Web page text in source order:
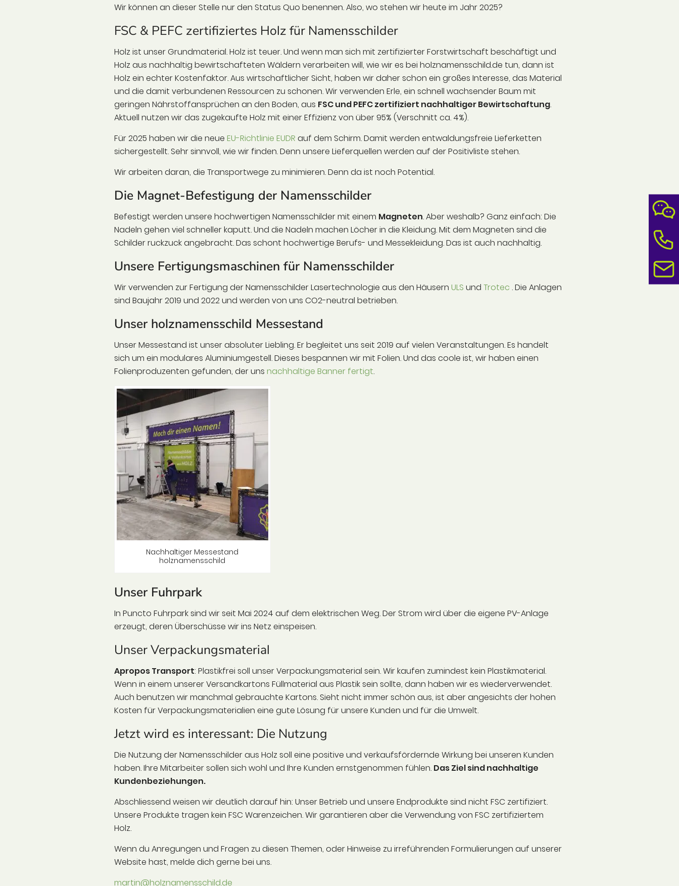
Wir können an dieser Stelle nur den Status Quo benennen. Also, wo stehen wir heute im Jahr 2025?
FSC & PEFC zertifiziertes Holz für Namensschilder
Holz ist unser Grundmaterial. Holz ist teuer. Und wenn man sich mit zertifizierter Forstwirtschaft beschäftigt und
Holz aus nachhaltig bewirtschafteten Wäldern verarbeiten will, wie wir es bei holznamensschild.de tun, dann ist
Holz ein echter Kostenfaktor. Aus wirtschaftlicher Sicht, haben wir daher schon ein großes Interesse, das Material
und die damit verbundenen Ressourcen zu schonen. Wir verwenden Erle, ein schnell wachsender Baum mit
geringen Nährstoffansprüchen an den Boden, aus FSC und PEFC zertifiziert nachhaltiger Bewirtschaftung.
Aktuell nutzen wir das zugekaufte Holz mit einer Effizienz von über 95% (Verschnitt ca. 4%).
Für 2025 haben wir die neue EU-Richtlinie EUDR auf dem Schirm. Damit werden entwaldungsfreie Lieferketten
sichergestellt. Sehr sinnvoll, wie wir finden. Denn unsere Lieferquellen werden auf der Positivliste stehen.
Wir arbeiten daran, die Transportwege zu minimieren. Denn da ist noch Potential.
Die Magnet-Befestigung der Namensschilder
Befestigt werden unsere hochwertigen Namensschilder mit einem Magneten. Aber weshalb? Ganz einfach: Die
Nadeln gehen viel schneller kaputt. Und die Nadeln machen Löcher in die Kleidung. Mit dem Magneten sind die
Schilder ruckzuck angebracht. Das schont hochwertige Berufs- und Messekleidung. Das ist auch nachhaltig.
Unsere Fertigungsmaschinen für Namensschilder
Wir verwenden zur Fertigung der Namensschilder Lasertechnologie aus den Häusern ULS und Trotec . Die Anlagen
sind Baujahr 2019 und 2022 und werden von uns CO2-neutral betrieben.
Unser holznamensschild Messestand
Unser Messestand ist unser absoluter Liebling. Er begleitet uns seit 2019 auf vielen Veranstaltungen. Es handelt
sich um ein modulares Aluminiumgestell. Dieses bespannen wir mit Folien. Und das coole ist, wir haben einen
Folienproduzenten gefunden, der uns nachhaltige Banner fertigt.
Nachhaltiger Messestand
holznamensschild
Unser Fuhrpark
In Puncto Fuhrpark sind wir seit Mai 2024 auf dem elektrischen Weg. Der Strom wird über die eigene PV-Anlage
erzeugt, deren Überschüsse wir ins Netz einspeisen.
Unser Verpackungsmaterial
Apropos Transport: Plastikfrei soll unser Verpackungsmaterial sein. Wir kaufen zumindest kein Plastikmaterial.
Wenn in einem unserer Versandkartons Füllmaterial aus Plastik sein sollte, dann haben wir es wiederverwendet.
Auch benutzen wir manchmal gebrauchte Kartons. Sieht nicht immer schön aus, ist aber angesichts der hohen
Kosten für Verpackungsmaterialien eine gute Lösung für unsere Kunden und für die Umwelt.
Jetzt wird es interessant: Die Nutzung
Die Nutzung der Namensschilder aus Holz soll eine positive und verkaufsfördernde Wirkung bei unseren Kunden
haben. Ihre Mitarbeiter sollen sich wohl und Ihre Kunden ernstgenommen fühlen. Das Ziel sind nachhaltige
Kundenbeziehungen.
Abschliessend weisen wir deutlich darauf hin: Unser Betrieb und unsere Endprodukte sind nicht FSC zertifiziert.
Unsere Produkte tragen kein FSC Warenzeichen. Wir garantieren aber die Verwendung von FSC zertifiziertem
Holz.
Wenn du Anregungen und Fragen zu diesen Themen, oder Hinweise zu irreführenden Formulierungen auf unserer
Website hast, melde dich gerne bei uns.
martin@holznamensschild.de